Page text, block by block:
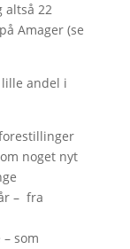
altså 22
Amager (se
andel i
noget nyt
– fra
som